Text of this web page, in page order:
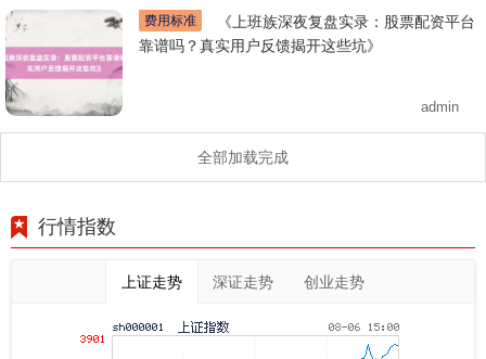
费用标准
靠谱吗？真实用户反馈揭开这些坑》
admin
全部加载完成
行情指数
上证走势 深证走势 创业走势